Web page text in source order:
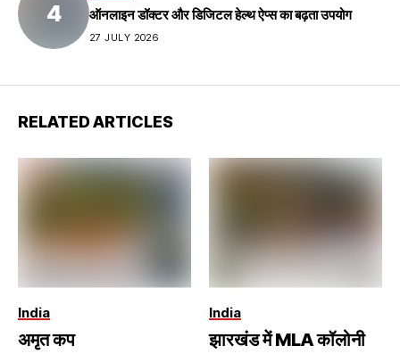
ऑनलाइन डॉक्टर और डिजिटल हेल्थ ऐप्स का बढ़ता उपयोग
27 JULY 2026
RELATED ARTICLES
India
अमृत कप
India
झारखंड में MLA कॉलोनी